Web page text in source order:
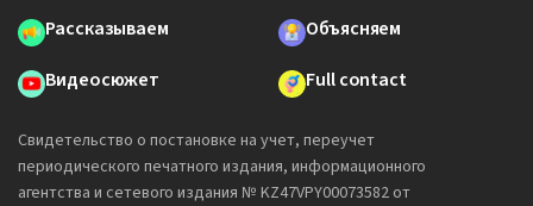
Рассказываем
Объясняем
Видеосюжет
Full contact
Свидетельство о постановке на учет, переучет
периодического печатного издания, информационного
агентства и сетевого издания № KZ47VPY00073582 от